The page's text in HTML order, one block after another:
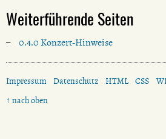
Weiterführende Seiten
0.4.0 Konzert-Hinweise
Impressum Datenschutz HTML CSS
↑ nach oben